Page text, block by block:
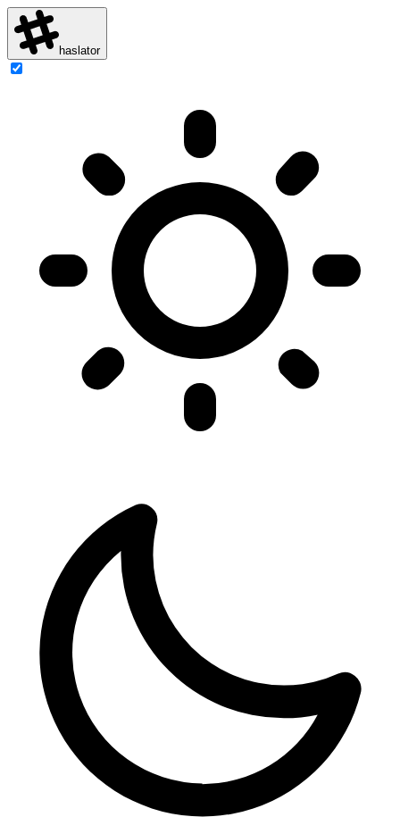
haslator